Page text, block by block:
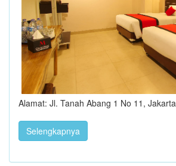
Alamat: Jl. Tanah Abang 1 No 11, Jakarta
Selengkapnya